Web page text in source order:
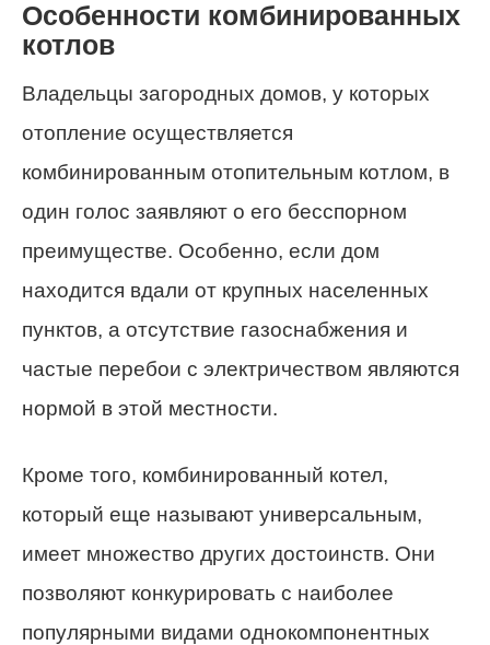
Особенности комбинированных
котлов
Владельцы загородных домов, у которых
отопление осуществляется
комбинированным отопительным котлом, в
один голос заявляют о его бесспорном
преимуществе. Особенно, если дом
находится вдали от крупных населенных
пунктов, а отсутствие газоснабжения и
частые перебои с электричеством являются
нормой в этой местности.
Кроме того, комбинированный котел,
который еще называют универсальным,
имеет множество других достоинств. Они
позволяют конкурировать с наиболее
популярными видами однокомпонентных